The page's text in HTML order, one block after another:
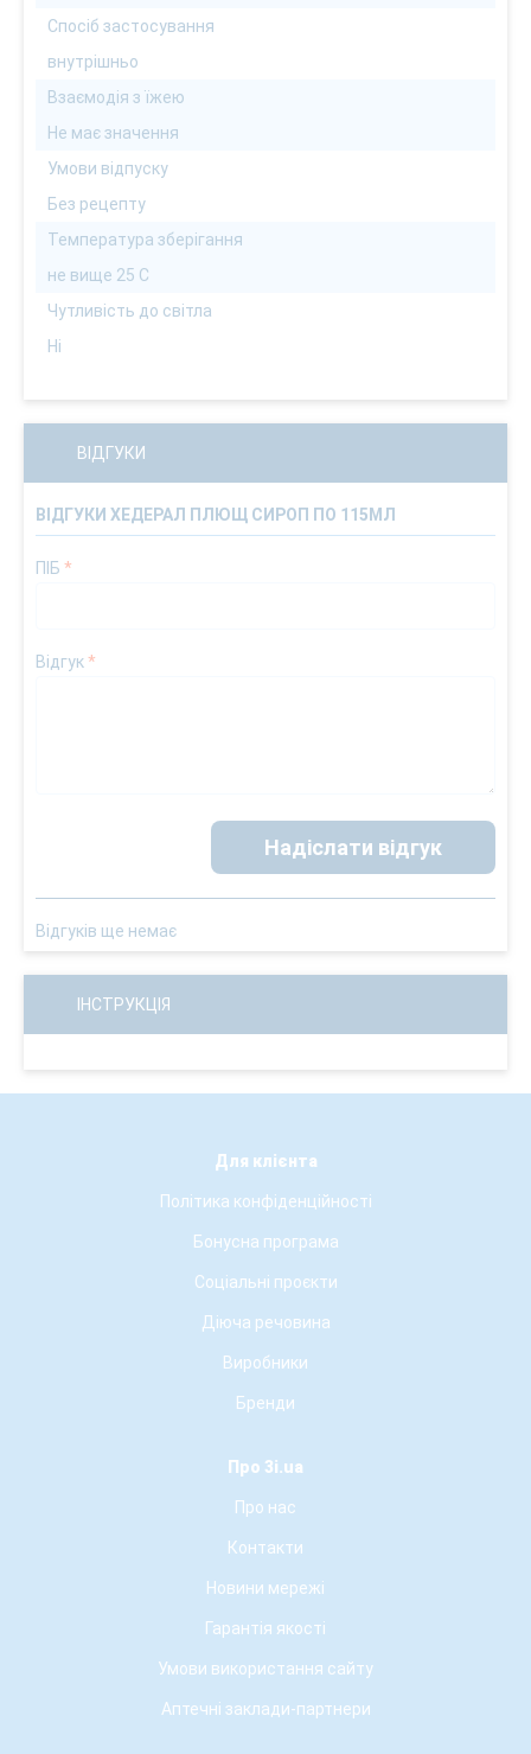
Спосіб застосування
внутрішньо
Взаємодія з їжею
Не має значення
Умови відпуску
Без рецепту
Температура зберігання
не вище 25 С
Чутливість до світла
Ні
ВІДГУКИ
ВІДГУКИ ХЕДЕРАЛ ПЛЮЩ СИРОП ПО 115МЛ
ПІБ *
Відгук*
Надіслати відгук
Відгуків ще немає
ІНСТРУКЦІЯ
Для клієнта
Політика конфіденційності
Бонусна програма
Соціальні проєкти
Діюча речовина
Виробники
Бренди
Про 3i.ua
Про нас
Контакти
Новини мережі
Гарантія якості
Умови використання сайту
Аптечні заклади-партнери